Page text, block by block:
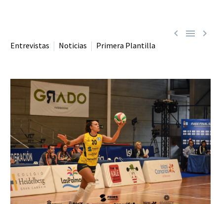
  
Entrevistas Noticias Primera Plantilla